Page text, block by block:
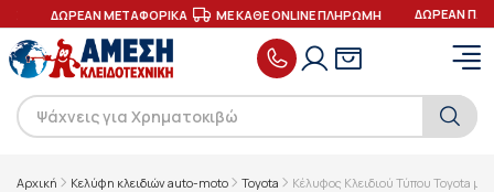
ΔΩΡΕΑΝ ΜΕΤΑΦΟΡΙΚΑ ΜΕ ΚΑΘΕ ONLINE ΠΛΗΡΩΜΗ ΔΩΡΕΑΝ
Αρχική Κελύφη κλειδιών auto-moto Toyota Κέλυφος Κλειδιού Τύπου Toyota